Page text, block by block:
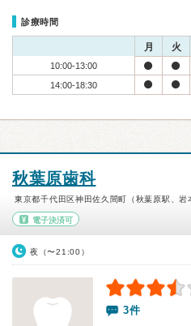
診療時間
月 火
10:00-13:00
14:00-18:30
秋葉原歯科
東京都千代田区神田佐久間町（秋葉原駅、岩
電子決済可
夜（〜21:00）
3件